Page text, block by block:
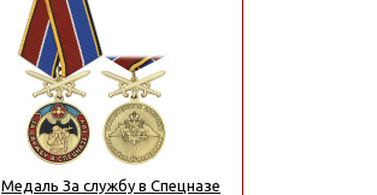
Медаль За службу в Спецназе